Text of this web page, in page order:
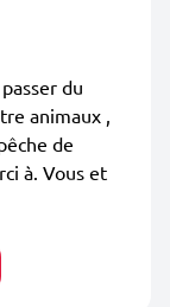
du
animaux ,
de
à. Vous et